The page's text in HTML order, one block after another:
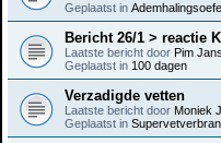
Geplaatst in
Bericht 26/1 > reactie
Laatste bericht door Pim
Geplaatst in 100 dagen
Verzadigde vetten
Laatste bericht door Moniek
Geplaatst in